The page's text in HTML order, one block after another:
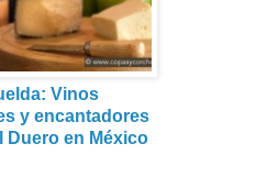
Vinos
y encantadores
Duero en México